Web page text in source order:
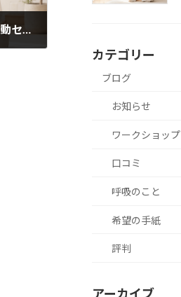
今日のおやつはホットケーキと1分運動セットで！！
カテゴリー
ブログ
お知らせ
ワークショップ
口コミ
呼吸のこと
希望の手紙
評判
アーカイブ